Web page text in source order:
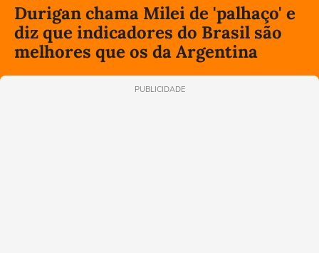
Durigan chama Milei de 'palhaço' e
diz que indicadores do Brasil são
melhores que os da Argentina
PUBLICIDADE